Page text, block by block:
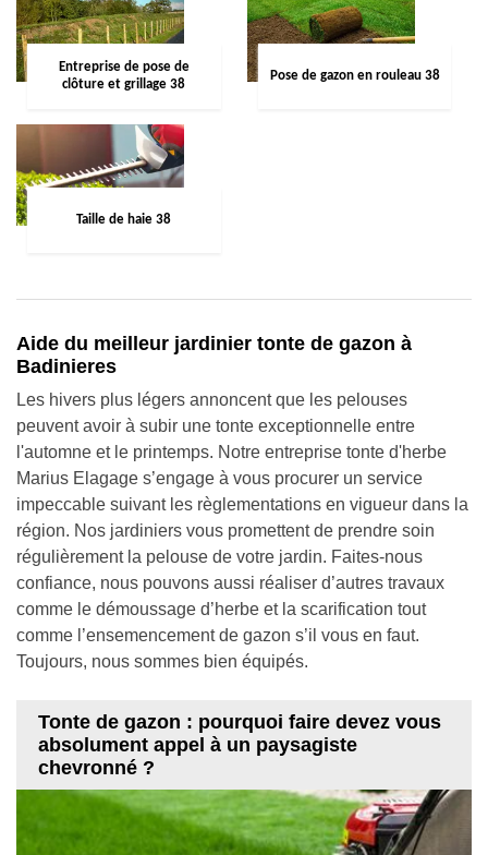
Entreprise de pose de
clôture et grillage 38
Pose de gazon en rouleau 38
Taille de haie 38
Aide du meilleur jardinier tonte de gazon à
Badinieres
Les hivers plus légers annoncent que les pelouses
peuvent avoir à subir une tonte exceptionnelle entre
l'automne et le printemps. Notre entreprise tonte d'herbe
Marius Elagage s’engage à vous procurer un service
impeccable suivant les règlementations en vigueur dans la
région. Nos jardiniers vous promettent de prendre soin
régulièrement la pelouse de votre jardin. Faites-nous
confiance, nous pouvons aussi réaliser d’autres travaux
comme le démoussage d’herbe et la scarification tout
comme l’ensemencement de gazon s’il vous en faut.
Toujours, nous sommes bien équipés.
Tonte de gazon : pourquoi faire devez vous
absolument appel à un paysagiste
chevronné ?